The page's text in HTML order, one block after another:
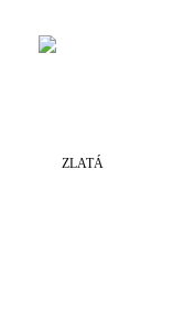
ZLATÁ